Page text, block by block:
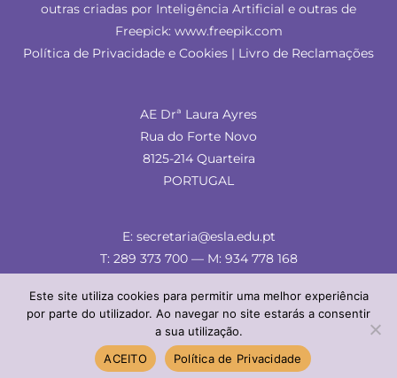
outras criadas por Inteligência Artificial e outras de
Freepick: www.freepik.com
Política de Privacidade e Cookies | Livro de Reclamações
AE Drª Laura Ayres
Rua do Forte Novo
8125-214 Quarteira
PORTUGAL
E: secretaria@esla.edu.pt
T: 289 373 700 — M: 934 778 168
© ESLA 2024 — comunicação & imagem
Este site utiliza cookies para permitir uma melhor experiência
por parte do utilizador. Ao navegar no site estarás a consentir
a sua utilização.
ACEITO
Política de Privacidade